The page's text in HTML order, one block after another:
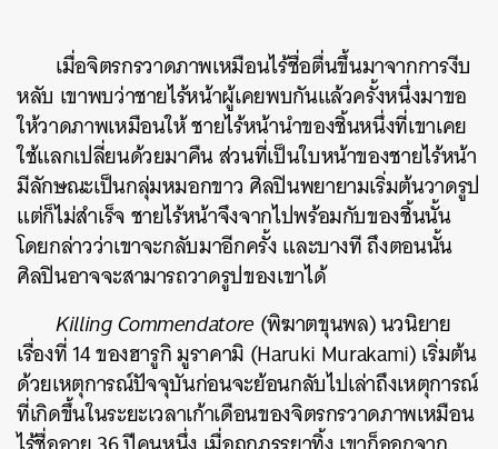
เมื่อจิตรกรวาดภาพเหมือนไร้ชื่อตื่นขึ้นมาจากการงีบ
หลับ เขาพบว่าชายไร้หน้าผู้เคยพบกันแล้วครั้งหนึ่งมาขอ
ให้วาดภาพเหมือนให้ ชายไร้หน้านำของชิ้นหนึ่งที่เขาเคย
ใช้แลกเปลี่ยนด้วยมาคืน ส่วนที่เป็นใบหน้าของชายไร้หน้า
มีลักษณะเป็นกลุ่มหมอกขาว ศิลปินพยายามเริ่มต้นวาดรูป
แต่ก็ไม่สำเร็จ ชายไร้หน้าจึงจากไปพร้อมกับของชิ้นนั้น
โดยกล่าวว่าเขาจะกลับมาอีกครั้ง และบางที ถึงตอนนั้น
ศิลปินอาจจะสามารถวาดรูปของเขาได้
Killing Commendatore (พิฆาตขุนพล) นวนิยาย
เรื่องที่ 14 ของฮารูกิ มูราคามิ (Haruki Murakami) เริ่มต้น
ด้วยเหตุการณ์ปัจจุบันก่อนจะย้อนกลับไปเล่าถึงเหตุการณ์
ที่เกิดขึ้นในระยะเวลาเก้าเดือนของจิตรกรวาดภาพเหมือน